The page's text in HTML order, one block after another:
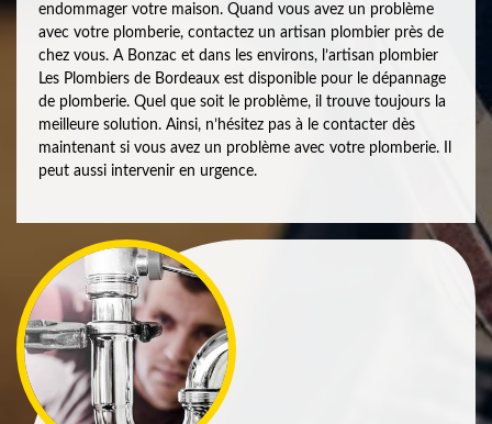
endommager votre maison. Quand vous avez un problème
avec votre plomberie, contactez un artisan plombier près de
chez vous. A Bonzac et dans les environs, l’artisan plombier
Les Plombiers de Bordeaux est disponible pour le dépannage
de plomberie. Quel que soit le problème, il trouve toujours la
meilleure solution. Ainsi, n’hésitez pas à le contacter dès
maintenant si vous avez un problème avec votre plomberie. Il
peut aussi intervenir en urgence.